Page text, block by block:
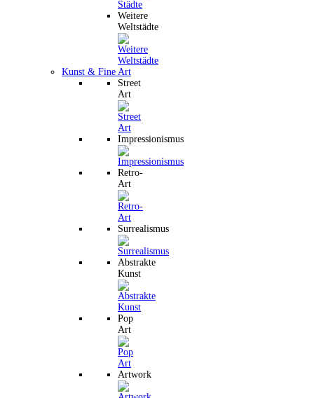
Weitere
Weltstädte
Kunst & Fine Art
Street
Art
Impressionismus
Retro-
Art
Surrealismus
Abstrakte
Kunst
Pop
Art
Artwork